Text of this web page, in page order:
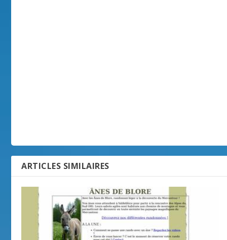
ARTICLES SIMILAIRES